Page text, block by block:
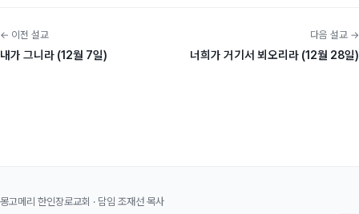
← 이전 설교
내가 그니라 (12월 7일)
다음 설교 →
너희가 거기서 뵈오리라 (12월 28일)
몽고메리 한인장로교회 · 담임 조재선 목사